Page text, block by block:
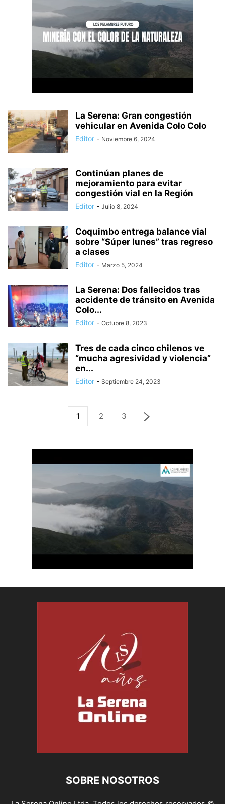
La Serena: Gran congestión
vehicular en Avenida Colo Colo
Editor - Noviembre 6, 2024
Continúan planes de
mejoramiento para evitar
congestión vial en la Región
Editor - Julio 8, 2024
Coquimbo entrega balance vial
sobre “Súper lunes” tras regreso
a clases
Editor - Marzo 5, 2024
La Serena: Dos fallecidos tras
accidente de tránsito en Avenida
Colo...
Editor - Octubre 8, 2023
Tres de cada cinco chilenos ve
“mucha agresividad y violencia”
en...
Editor - Septiembre 24, 2023
1 2 3
SOBRE NOSOTROS